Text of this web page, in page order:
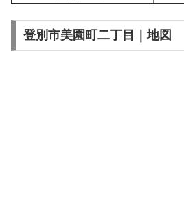
登別市美園町二丁目｜地図